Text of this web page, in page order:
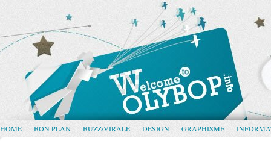
HOME BON PLAN BUZZ/VIRALE DESIGN GRAPHISME